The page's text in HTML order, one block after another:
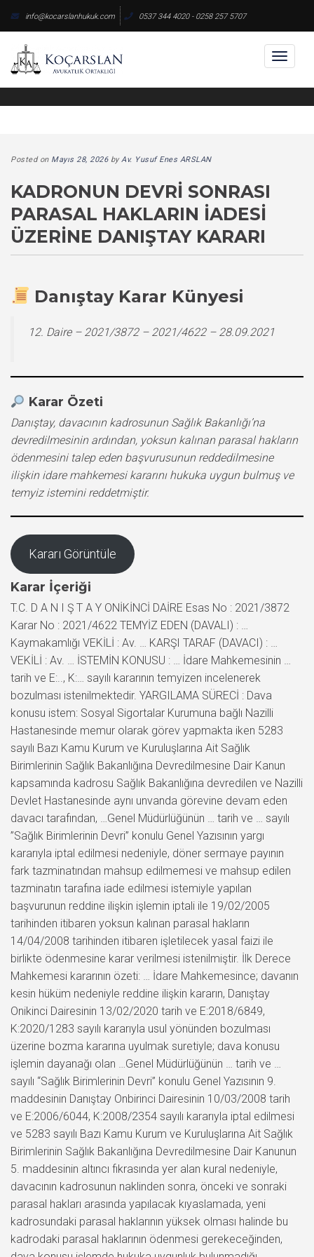
content
info@kocarslanhukuk.com 0537 344 4020 - 0258 257 5707
Posted on Mayıs 28, 2026byAv. Yusuf Enes ARSLAN
KADRONUN DEVRI SONRASI
PARASAL HAKLARIN İADESI
ÜZERINE DANIŞTAY KARARI
Danıştay Karar Künyesi
12. Daire – 2021/3872 – 2021/4622 – 28.09.2021
Karar Özeti
Danıştay, davacının kadrosunun Sağlık Bakanlığı’na
devredilmesinin ardından, yoksun kalınan parasal hakların
ödenmesini talep eden başvurusunun reddedilmesine
ilişkin idare mahkemesi kararını hukuka uygun bulmuş ve
temyiz istemini reddetmiştir.
Kararı Görüntüle
Karar İçeriği
T.C. D A N I Ş T A Y ONİKİNCİ DAİRE Esas No : 2021/3872
Karar No : 2021/4622 TEMYİZ EDEN (DAVALI) : …
Kaymakamlığı VEKİLİ : Av. … KARŞI TARAF (DAVACI) : …
VEKİLİ : Av. … İSTEMİN KONUSU : … İdare Mahkemesinin …
tarih ve E:.., K:… sayılı kararının temyizen incelenerek
bozulması istenilmektedir. YARGILAMA SÜRECİ : Dava
konusu istem: Sosyal Sigortalar Kurumuna bağlı Nazilli
Hastanesinde memur olarak görev yapmakta iken 5283
sayılı Bazı Kamu Kurum ve Kuruluşlarına Ait Sağlık
Birimlerinin Sağlık Bakanlığına Devredilmesine Dair Kanun
kapsamında kadrosu Sağlık Bakanlığına devredilen ve Nazilli
Devlet Hastanesinde aynı unvanda görevine devam eden
davacı tarafından, …Genel Müdürlüğünün … tarih ve … sayılı
”Sağlık Birimlerinin Devri” konulu Genel Yazısının yargı
kararıyla iptal edilmesi nedeniyle, döner sermaye payının
fark tazminatından mahsup edilmemesi ve mahsup edilen
tazminatın tarafına iade edilmesi istemiyle yapılan
başvurunun reddine ilişkin işlemin iptali ile 19/02/2005
tarihinden itibaren yoksun kalınan parasal hakların
14/04/2008 tarihinden itibaren işletilecek yasal faizi ile
birlikte ödenmesine karar verilmesi istenilmiştir. İlk Derece
Mahkemesi kararının özeti: … İdare Mahkemesince; davanın
kesin hüküm nedeniyle reddine ilişkin kararın, Danıştay
Onikinci Dairesinin 13/02/2020 tarih ve E:2018/6849,
K:2020/1283 sayılı kararıyla usul yönünden bozulması
üzerine bozma kararına uyulmak suretiyle; dava konusu
işlemin dayanağı olan …Genel Müdürlüğünün … tarih ve …
sayılı “Sağlık Birimlerinin Devri” konulu Genel Yazısının 9.
maddesinin Danıştay Onbirinci Dairesinin 10/03/2008 tarih
ve E:2006/6044, K:2008/2354 sayılı kararıyla iptal edilmesi
ve 5283 sayılı Bazı Kamu Kurum ve Kuruluşlarına Ait Sağlık
Birimlerinin Sağlık Bakanlığına Devredilmesine Dair Kanunun
5. maddesinin altıncı fıkrasında yer alan kural nedeniyle,
davacının kadrosunun naklinden sonra, önceki ve sonraki
parasal hakları arasında yapılacak kıyaslamada, yeni
kadrosundaki parasal haklarının yüksek olması halinde bu
kadrodaki parasal haklarının ödenmesi gerekeceğinden,